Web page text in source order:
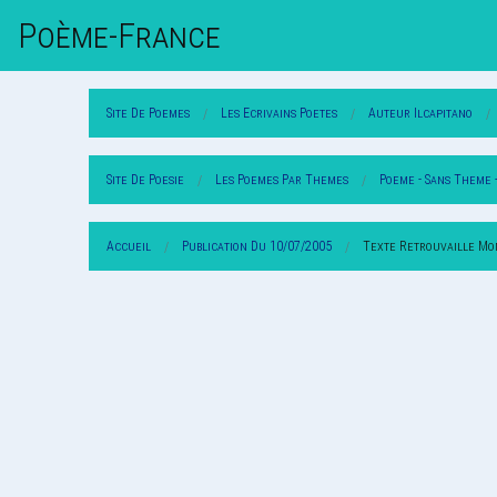
Poème-FrAnce
Site De Poemes Les Ecrivains Poetes Auteur Ilcapitano
Site De Poesie Les Poemes Par Themes Poeme - Sans Theme -
Accueil Publication Du 10/07/2005 Texte Retrouvaille